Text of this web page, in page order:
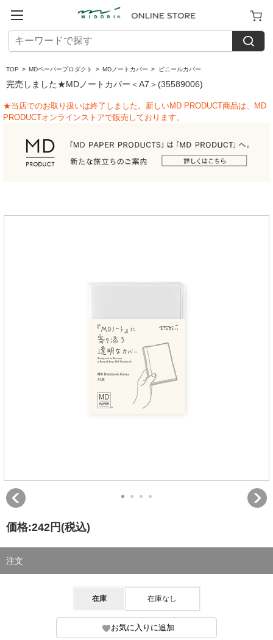
TOP > MDペーパープロダクト > MDノートカバー > ビニールカバー
完売しました★MDノートカバー＜A7＞(35589006)
★当店でのお取り扱いは終了しました。新しいMD PRODUCT商品は、MD
PRODUCTオンラインストアで販売しております。
価格:242円 (税込)
注文
在庫 在庫なし